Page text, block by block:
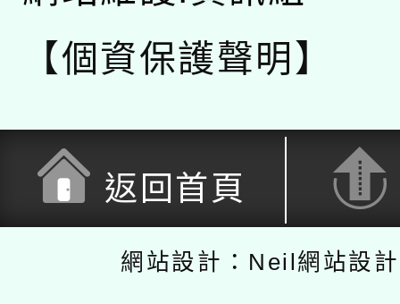
【個資保護聲明】
返回首頁
網站設計：Neil網站設